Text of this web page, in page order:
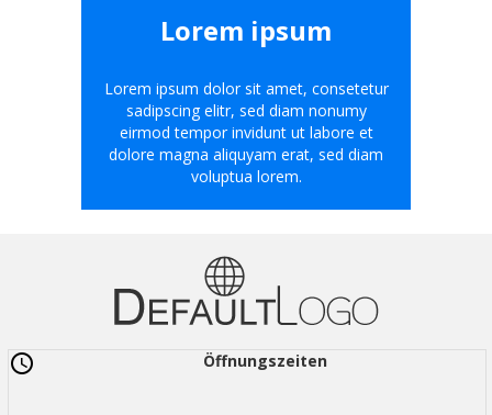
Lorem ipsum
Lorem ipsum dolor sit amet, consetetur
sadipscing elitr, sed diam nonumy
eirmod tempor invidunt ut labore et
dolore magna aliquyam erat, sed diam
voluptua lorem.
Öffnungszeiten